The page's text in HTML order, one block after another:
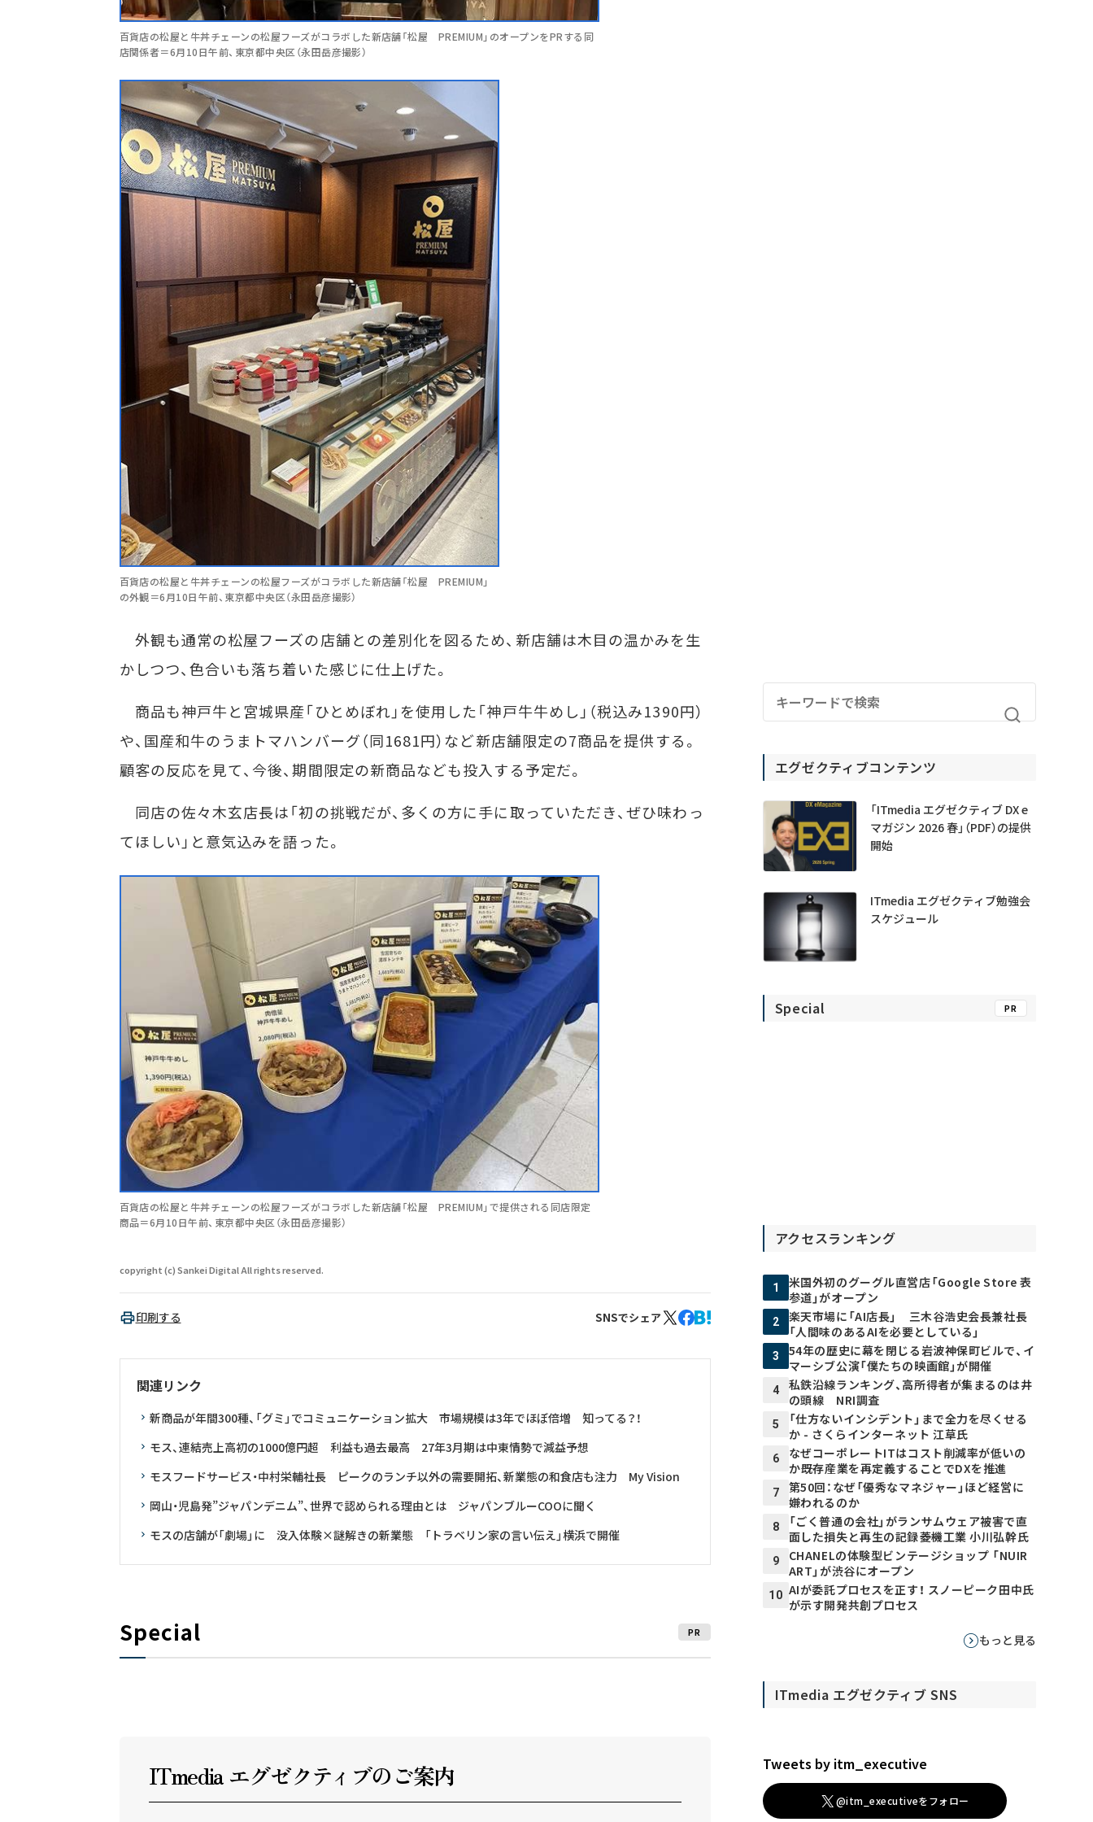
百貨店の松屋と牛丼チェーンの松屋フーズがコラボした新店舗「松屋 PREMIUM」のオープンをPRする同
店関係者＝6月10日午前、東京都中央区（永田岳彦撮影）
百貨店の松屋と牛丼チェーンの松屋フーズがコラボした新店舗「松屋 PREMIUM」
の外観＝6月10日午前、東京都中央区（永田岳彦撮影）
外観も通常の松屋フーズの店舗との差別化を図るため、新店舗は木目の温かみを生
かしつつ、色合いも落ち着いた感じに仕上げた。
商品も神戸牛と宮城県産「ひとめぼれ」を使用した「神戸牛牛めし」（税込み1390円）
や、国産和牛のうまトマハンバーグ（同1681円）など新店舗限定の7商品を提供する。
顧客の反応を見て、今後、期間限定の新商品なども投入する予定だ。
同店の佐々木玄店長は「初の挑戦だが、多くの方に手に取っていただき、ぜひ味わっ
てほしい」と意気込みを語った。
百貨店の松屋と牛丼チェーンの松屋フーズがコラボした新店舗「松屋 PREMIUM」で提供される同店限定
商品＝6月10日午前、東京都中央区（永田岳彦撮影）
copyright (c) Sankei Digital All rights reserved.
印刷する SNSでシェア
関連リンク
新商品が年間300種、「グミ」でコミュニケーション拡大 市場規模は3年でほぼ倍増 知ってる？！
モス、連結売上高初の1000億円超 利益も過去最高 27年3月期は中東情勢で減益予想
モスフードサービス・中村栄輔社長 ピークのランチ以外の需要開拓、新業態の和食店も注力 My Vision
岡山・児島発”ジャパンデニム”、世界で認められる理由とは ジャパンブルーCOOに聞く
モスの店舗が「劇場」に 没入体験×謎解きの新業態 「トラベリン家の言い伝え」横浜で開催
Special PR
ITmedia エグゼクティ ブのご案内
エグゼクティブコンテンツ
「ITmedia エグゼクティブ DX e
マガジン 2026 春」（PDF）の提供
開始
ITmedia エグゼクティブ勉強会
スケジュール
Special PR
アクセスランキング
1
米国外初のグーグル直営店「Google Store 表
参道」がオープン
2
楽天市場に「AI店長」 三木谷浩史会長兼社長
「人間味のあるAIを必要としている」
3
54年の歴史に幕を閉じる岩波神保町ビルで、イ
マーシブ公演「僕たちの映画館」が開催
4
私鉄沿線ランキング、高所得者が集まるのは井
の頭線 NRI調査
5
「仕方ないインシデント」まで全力を尽くせる
か - さくらインターネット 江草氏
6
なぜコーポレートITはコスト削減率が低いの
か――既存産業を再定義することでDXを推進
7
第50回：なぜ「優秀なマネジャー」ほど経営に
嫌われるのか
8
「ごく普通の会社」がランサムウェア被害で直
面した損失と再生の記録――菱機工業 小川弘幹氏
9
CHANELの体験型ビンテージショップ 「NUIR
ART」が渋谷にオープン
10 AIが委託プロセスを正す！ スノーピーク田中氏
が示す開発共創プロセス
もっと見る
ITmedia エグゼクティブ SNS
Tweets by itm_executive
@itm_executiveをフォロー